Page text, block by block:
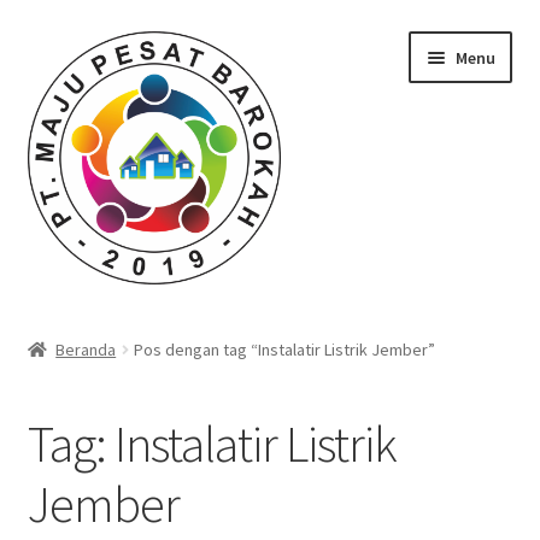
navigation
content
Menu
Farid Tech Tips
Katalog Harga Barang
Beranda Pos dengan tag “Instalatir Listrik Jember”
Tag: Instalatir Listrik
Jember